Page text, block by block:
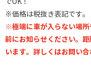
※価格は税抜き表記です。
※極端に車が入らない場
前にお知らせください。
います。詳しくはお問い合